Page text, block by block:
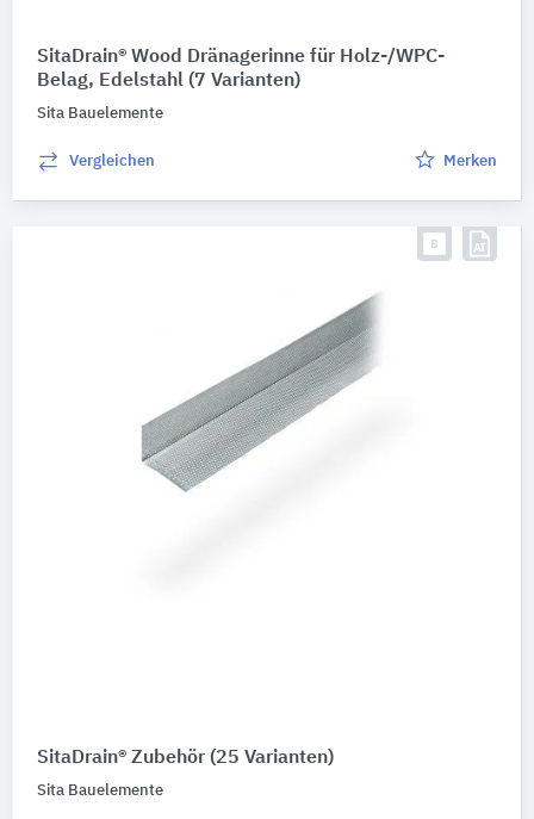
SitaDrain® Wood Dränagerinne für Holz-/WPC-
Belag, Edelstahl (7 Varianten)
Sita Bauelemente
Vergleichen Merken
SitaDrain® Zubehör (25 Varianten)
Sita Bauelemente